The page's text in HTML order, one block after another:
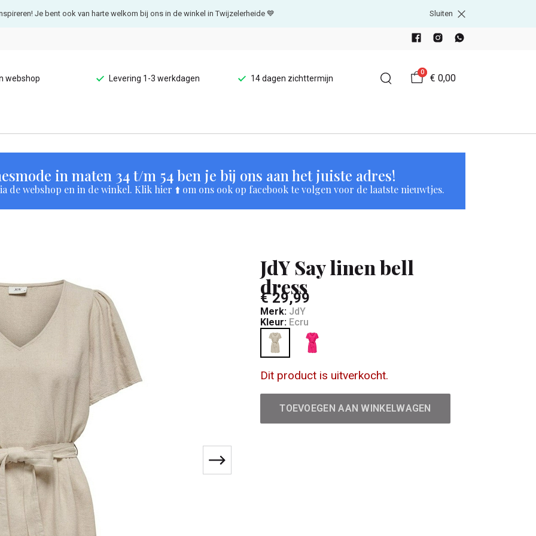
Je bent ook van harte welkom bij ons in de winkel in Twijzelerheide 💙 Sluiten
webshop Levering 1-3 werkdagen 14 dagen zichttermijn
0
€ 0,00
in maten 34 t/m 54 ben je bij ons aan het juiste adres!
de webshop en in de winkel. Klik hier ⬆️ om ons ook op facebook te volgen voor de laatste nieuwtjes.
JdY Say linen bell
dress
€ 29,99
Merk: JdY
Kleur: Ecru
Dit product is uitverkocht.
TOEVOEGEN AAN WINKELWAGEN